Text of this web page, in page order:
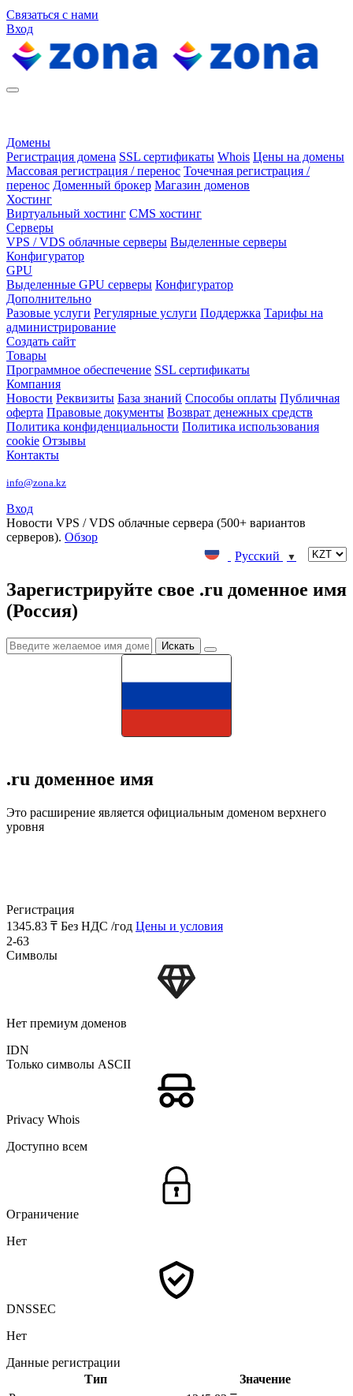
Связаться с нами
Вход
Домены
Регистрация домена SSL сертификаты Whois Цены на домены
Массовая регистрация / перенос Точечная регистрация /
перенос Доменный брокер Магазин доменов
Хостинг
Виртуальный хостинг CMS хостинг
Серверы
VPS / VDS облачные серверы Выделенные серверы
Конфигуратор
GPU
Выделенные GPU серверы Конфигуратор
Дополнительно
Разовые услуги Регулярные услуги Поддержка Тарифы на
администрирование
Создать сайт
Товары
Программное обеспечение SSL сертификаты
Компания
Новости Реквизиты База знаний Способы оплаты Публичная
оферта Правовые документы Возврат денежных средств
Политика конфиденциальности Политика использования
cookie Отзывы
Контакты
info@zona.kz
Вход
Новости VPS / VDS облачные сервера (500+ вариантов
серверов). Обзор
Русский
▼
Зарегистрируйте свое .ru доменное имя
(Россия)
.ru доменное имя
Это расширение является официальным доменом верхнего
уровня
Регистрация
1345.83 ₸ Без НДС /год Цены и условия
2-63
Символы
Нет премиум доменов
IDN
Только символы ASCII
Privacy Whois
Доступно всем
Ограничение
Нет
DNSSEC
Нет
Данные регистрации
Тип
Значение